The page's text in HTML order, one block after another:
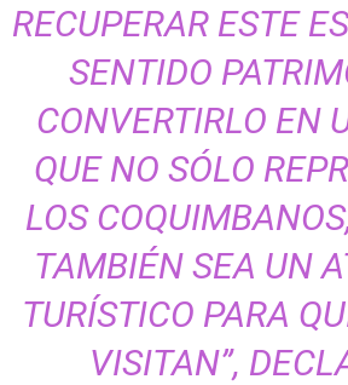
RECUPERAR ESTE
SENTIDO
CONVERTIRLO EN
QUE NO SÓLO
LOS
TAMBIÉN SEA UN
TURÍSTICO PARA
VISITAN”,